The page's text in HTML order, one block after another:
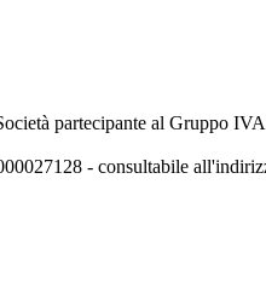
partecipante al Gruppo
- consultabile